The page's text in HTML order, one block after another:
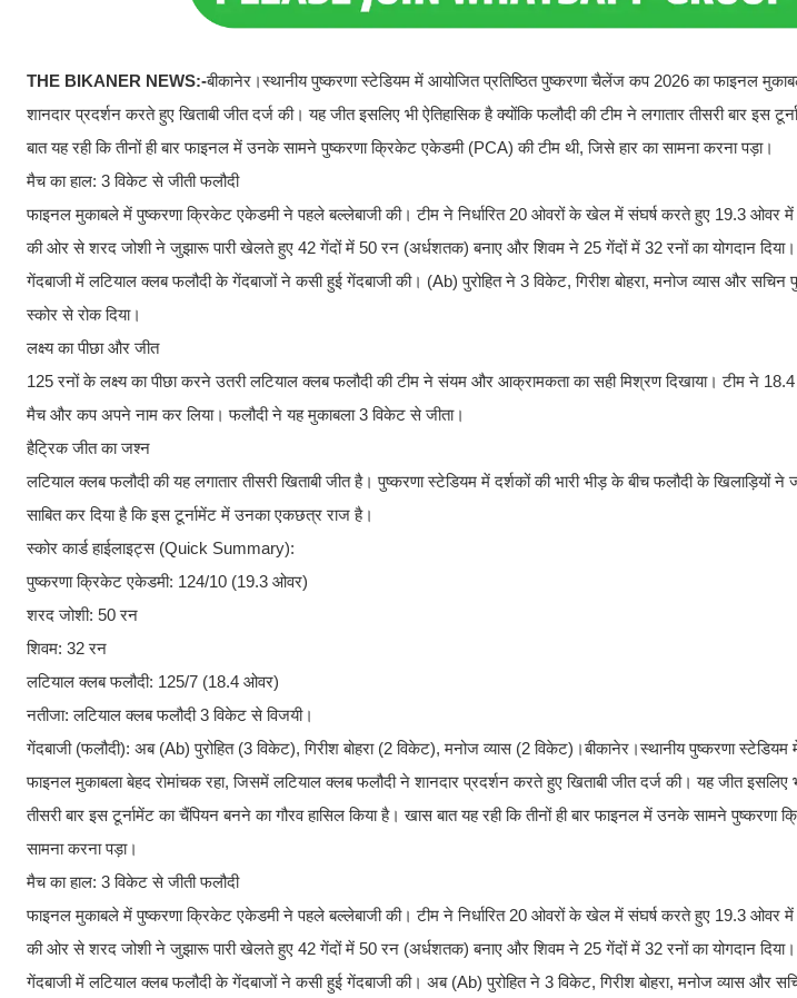
THE BIKANER NEWS:-बीकानेर।स्थानीय पुष्करणा स्टेडियम में आयोजित प्रतिष्ठित पुष्करणा चैलेंज कप 2026 का फाइनल
शानदार प्रदर्शन करते हुए खिताबी जीत दर्ज की। यह जीत इसलिए भी ऐतिहासिक है क्योंकि फलौदी की टीम ने लगातार तीसरी बार इस
बात यह रही कि तीनों ही बार फाइनल में उनके सामने पुष्करणा क्रिकेट एकेडमी (PCA) की टीम थी, जिसे हार का सामना करना पड़ा।
​मैच का हाल: 3 विकेट से जीती फलौदी
फाइनल मुकाबले में पुष्करणा क्रिकेट एकेडमी ने पहले बल्लेबाजी की। टीम ने निर्धारित 20 ओवरों के खेल में संघर्ष करते हुए 19.3
की ओर से शरद जोशी ने जुझारू पारी खेलते हुए 42 गेंदों में 50 रन (अर्धशतक) बनाए और शिवम ने 25 गेंदों में 32 रनों का योगदान दिया।
​गेंदबाजी में लटियाल क्लब फलौदी के गेंदबाजों ने कसी हुई गेंदबाजी की। (Ab) पुरोहित ने 3 विकेट, गिरीश बोहरा, मनोज व्यास और सचिन
स्कोर से रोक दिया।
​लक्ष्य का पीछा और जीत
125 रनों के लक्ष्य का पीछा करने उतरी लटियाल क्लब फलौदी की टीम ने संयम और आक्रामकता का सही मिश्रण दिखाया। टीम ने
मैच और कप अपने नाम कर लिया। फलौदी ने यह मुकाबला 3 विकेट से जीता।
​हैट्रिक जीत का जश्न
लटियाल क्लब फलौदी की यह लगातार तीसरी खिताबी जीत है। पुष्करणा स्टेडियम में दर्शकों की भारी भीड़ के बीच फलौदी के खिलाड़ियों
साबित कर दिया है कि इस टूर्नामेंट में उनका एकछत्र राज है।
​स्कोर कार्ड हाईलाइट्स (Quick Summary):
​पुष्करणा क्रिकेट एकेडमी: 124/10 (19.3 ओवर)
​शरद जोशी: 50 रन
​शिवम: 32 रन
​लटियाल क्लब फलौदी: 125/7 (18.4 ओवर)
​नतीजा: लटियाल क्लब फलौदी 3 विकेट से विजयी।
​गेंदबाजी (फलौदी): अब (Ab) पुरोहित (3 विकेट), गिरीश बोहरा (2 विकेट), मनोज व्यास (2 विकेट)।बीकानेर।स्थानीय पुष्करणा
फाइनल मुकाबला बेहद रोमांचक रहा, जिसमें लटियाल क्लब फलौदी ने शानदार प्रदर्शन करते हुए खिताबी जीत दर्ज की। यह जीत इसलिए
तीसरी बार इस टूर्नामेंट का चैंपियन बनने का गौरव हासिल किया है। खास बात यह रही कि तीनों ही बार फाइनल में उनके सामने
सामना करना पड़ा।
​मैच का हाल: 3 विकेट से जीती फलौदी
फाइनल मुकाबले में पुष्करणा क्रिकेट एकेडमी ने पहले बल्लेबाजी की। टीम ने निर्धारित 20 ओवरों के खेल में संघर्ष करते हुए 19.3
की ओर से शरद जोशी ने जुझारू पारी खेलते हुए 42 गेंदों में 50 रन (अर्धशतक) बनाए और शिवम ने 25 गेंदों में 32 रनों का योगदान दिया।
​गेंदबाजी में लटियाल क्लब फलौदी के गेंदबाजों ने कसी हुई गेंदबाजी की। अब (Ab) पुरोहित ने 3 विकेट, गिरीश बोहरा, मनोज व्यास और